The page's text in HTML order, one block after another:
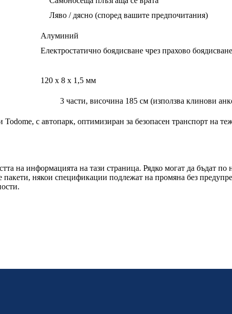
Ляво / дясно (според вашите предпочитания)
Алуминий
Електростатично боядисване чрез прахово боядисване
120 x 8 x 1,5 мм
3 части, височина 185 см (използва клинови
с автопарк, оптимизиран за безопасен транспорт на
на информацията на тази страница. Рядко могат да бъдат
пакети, някои спецификации подлежат на промяна без